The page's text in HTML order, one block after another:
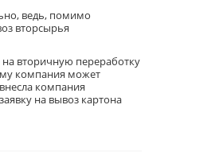
ведь, помимо
вторсырья
вторичную переработку
компания может
компания
на вывоз картона